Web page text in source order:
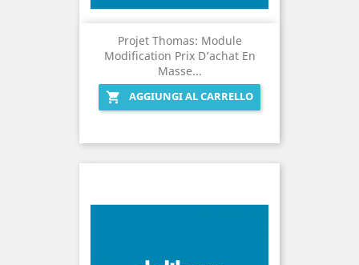
Projet Thomas: Module
Modification Prix D’achat En
Masse...

AGGIUNGI AL CARRELLO